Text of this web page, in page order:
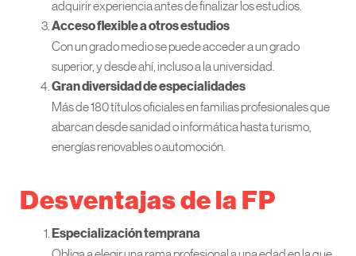
adquirir experiencia antes de finalizar los estudios.
Acceso flexible a otros estudios
Con un grado medio se puede acceder a un grado
superior, y desde ahí, incluso a la universidad.
Gran diversidad de especialidades
Más de 180 títulos oficiales en familias profesionales que
abarcan desde sanidad o informática hasta turismo,
energías renovables o automoción.
Desventajas de la FP
Especialización temprana